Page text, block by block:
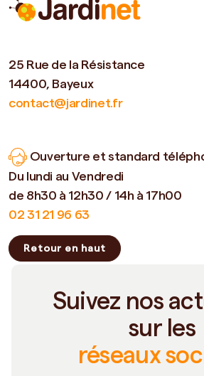
25 Rue de la Résistance
14400, Bayeux
contact@jardinet.fr
Ouverture et standard
Du lundi au Vendredi
de 8h30 à 12h30 / 14h à 17h00
02 31 21 96 63
Retour en haut
Suivez nos
sur les
réseaux